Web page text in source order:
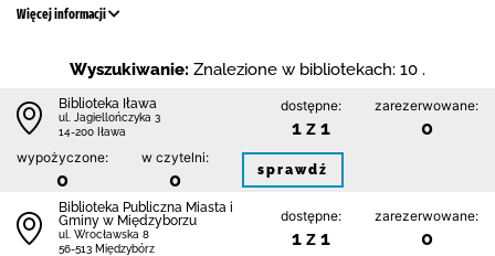
Więcej informacji
Wyszukiwanie: Znalezione w bibliotekach: 10 .
Biblioteka Iława
ul. Jagiellończyka 3
14-200 Iława
dostępne:
1 z 1
zarezerwowane:
0
wypożyczone:
0
w czytelni:
0 sprawdź
Biblioteka Publiczna Miasta i
Gminy w Międzyborzu
ul. Wrocławska 8
56-513 Międzybórz
dostępne:
1 z 1
zarezerwowane:
0